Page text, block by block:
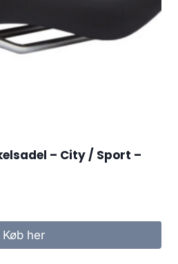
– City / Sport –
Køb her